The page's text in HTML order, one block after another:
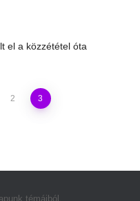
el a közzététel óta
2 3
témáiból.